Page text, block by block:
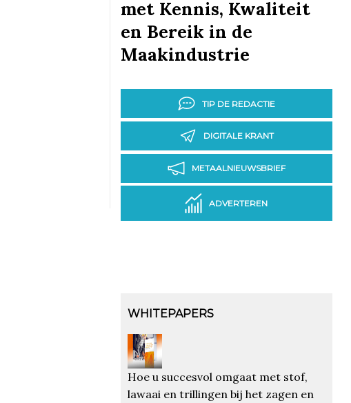
met Kennis, Kwaliteit
en Bereik in de
Maakindustrie
TIP DE REDACTIE
DIGITALE KRANT
METAALNIEUWSBRIEF
ADVERTEREN
WHITEPAPERS
Hoe u succesvol omgaat met stof,
lawaai en trillingen bij het zagen en